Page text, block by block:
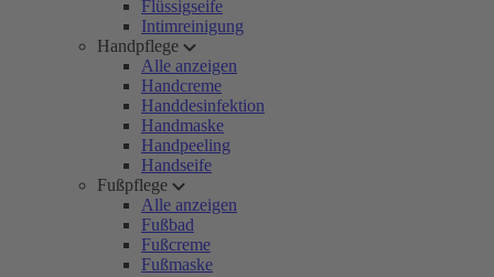
Flüssigseife
Intimreinigung
Handpflege
Alle anzeigen
Handcreme
Handdesinfektion
Handmaske
Handpeeling
Handseife
Fußpflege
Alle anzeigen
Fußbad
Fußcreme
Fußmaske